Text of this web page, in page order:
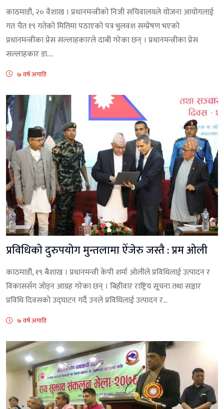
काठमाडौं, २० वैशाख । प्रधानमन्त्रीको निजी सचिवालयले योजना आयोगलाई
गत चैत १९ गतेको मितिमा पठाएको पत्र भुलवश सम्प्रेषण भएको
प्रधानमन्त्रीका प्रेस सल्लाहकारले दाबी गरेका छन् । प्रधानमन्त्रीका प्रेस
सल्लाहकार डा....
७ वर्ष अगाडि
प्रविधिको दुरुपयोग मुन्तलामा ऐंजेरु जस्तै : प्रम ओली
काठमाडौं, १९ बैशाख । प्रधानमन्त्री केपी शर्मा ओलीले प्रविधिलाई उत्पादन र
विकाससँग जोड्न आग्रह गरेका छन् । बिहीवार राष्ट्रिय सूचना तथा सञ्चार
प्रविधि दिवसको उद्घाटन गर्दै उनले प्रविधिलाई उत्पादन र...
७ वर्ष अगाडि